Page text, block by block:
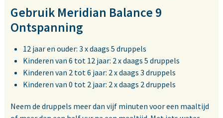
Gebruik Meridian Balance 9
Ontspanning
12 jaar en ouder: 3 x daags 5 druppels
Kinderen van 6 tot 12 jaar: 2 x daags 5 druppels
Kinderen van 2 tot 6 jaar: 2 x daags 3 druppels
Kinderen van 0 tot 2 jaar: 2 x daags 2 druppels
Neem de druppels meer dan vijf minuten voor een maaltijd